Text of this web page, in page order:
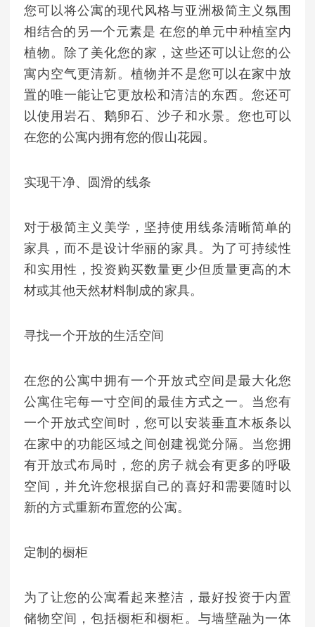
您可以将公寓的现代风格与亚洲极简主义氛围
相结合的另一个元素是 在您的单元中种植室内
植物。除了美化您的家，这些还可以让您的公
寓内空气更清新。植物并不是您可以在家中放
置的唯一能让它更放松和清洁的东西。您还可
以使用岩石、鹅卵石、沙子和水景。您也可以
在您的公寓内拥有您的假山花园。
实现干净、圆滑的线条
对于极简主义美学，坚持使用线条清晰简单的
家具，而不是设计华丽的家具。为了可持续性
和实用性，投资购买数量更少但质量更高的木
材或其他天然材料制成的家具。
寻找一个开放的生活空间
在您的公寓中拥有一个开放式空间是最大化您
公寓住宅每一寸空间的最佳方式之一。当您有
一个开放式空间时，您可以安装垂直木板条以
在家中的功能区域之间创建视觉分隔。当您拥
有开放式布局时，您的房子就会有更多的呼吸
空间，并允许您根据自己的喜好和需要随时以
新的方式重新布置您的公寓。
定制的橱柜
为了让您的公寓看起来整洁，最好投资于内置
储物空间，包括橱柜和橱柜。与墙壁融为一体